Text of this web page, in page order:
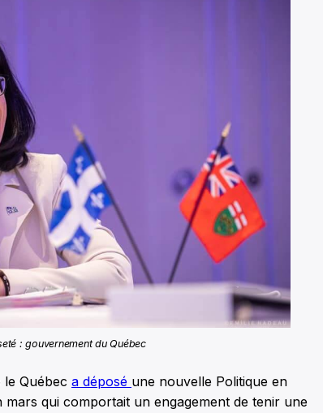
: gouvernement du Québec
le Québec a déposé une nouvelle Politique en
qui comportait un engagement de tenir une